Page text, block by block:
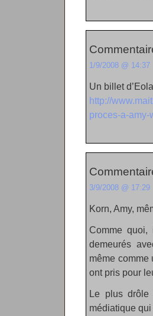
1/9/2008 @ 14:37
Un billet
http://
proces-a-amy-
3/9/2008 @ 17:29
Korn, Amy,
Comme
demeurés
même comme
ont pris pour
Le plus drôle
médiatique